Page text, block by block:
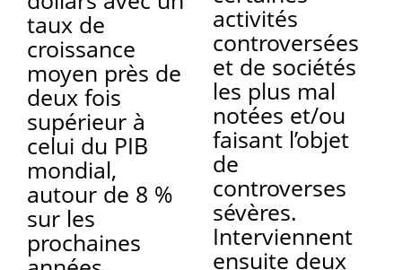
taux de
croissance
moyen près de
deux fois
supérieur à
celui du PIB
mondial,
autour de 8 %
sur les
prochaines
activités
controversées
et de sociétés
les plus mal
notées et/ou
faisant l’objet
de
controverses
sévères.
Interviennent
ensuite deux